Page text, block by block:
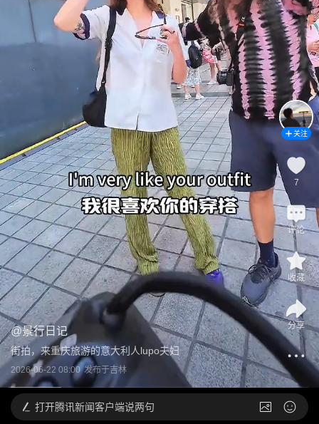
@景行日记
街拍，来重庆旅游的意大利人lupo夫妇
2026-06-22 08:00 发布于吉林
关注
7
评论
收藏
分享
打开腾讯新闻客户端说两句